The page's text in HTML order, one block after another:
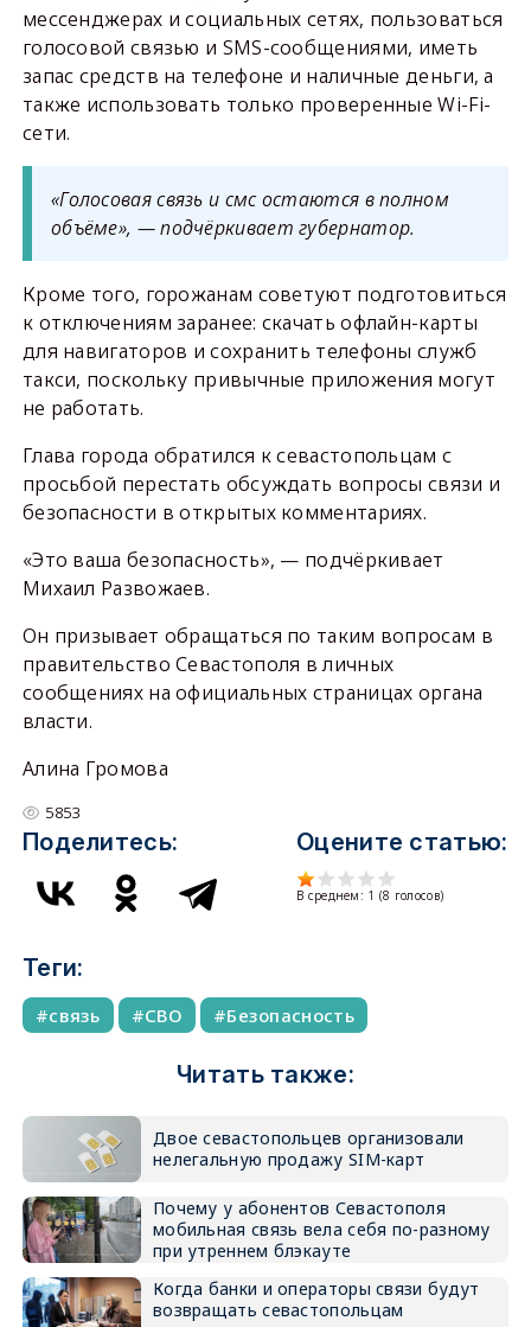
мессенджерах и социальных сетях, пользоваться
голосовой связью и SMS-сообщениями, иметь
запас средств на телефоне и наличные деньги, а
также использовать только проверенные Wi-Fi-
сети.
«Голосовая связь и смс остаются в полном
объёме», — подчёркивает губернатор.
Кроме того, горожанам советуют подготовиться
к отключениям заранее: скачать офлайн-карты
для навигаторов и сохранить телефоны служб
такси, поскольку привычные приложения могут
не работать.
Глава города обратился к севастопольцам с
просьбой перестать обсуждать вопросы связи и
безопасности в открытых комментариях.
«Это ваша безопасность», — подчёркивает
Михаил Развожаев.
Он призывает обращаться по таким вопросам в
правительство Севастополя в личных
сообщениях на официальных страницах органа
власти.
Алина Громова
5853
Поделитесь: Оцените статью:
В среднем: 1 (8 голосов)
Теги:
связь СВО Безопасность
Читать также:
Двое севастопольцев организовали
нелегальную продажу SIM-карт
Почему у абонентов Севастополя
мобильная связь вела себя по-разному
при утреннем блэкауте
Когда банки и операторы связи будут
возвращать севастопольцам